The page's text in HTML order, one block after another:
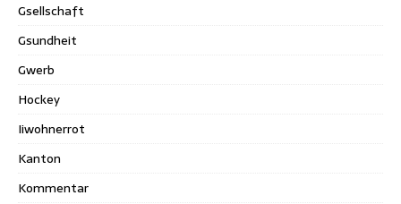
Gsellschaft
Gsundheit
Gwerb
Hockey
Iiwohnerrot
Kanton
Kommentar